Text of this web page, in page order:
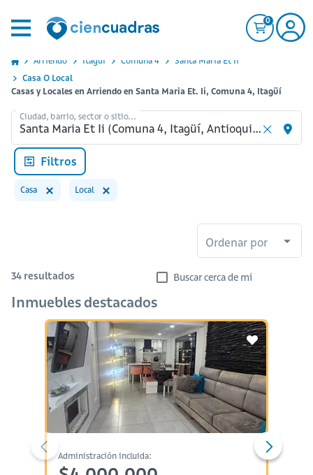
0
Arriendo Itagui Comuna 4
Santa Maria Et Ii
Casa O Local
Casas y Locales en Arriendo en Santa Maria Et. Ii, Comuna 4, Itagüí
Ciudad, barrio, sector o sitio...
Filtros
Casa Local
Ordenar por
34 resultados Buscar cerca de mi
Inmuebles destacados
Administración incluida: